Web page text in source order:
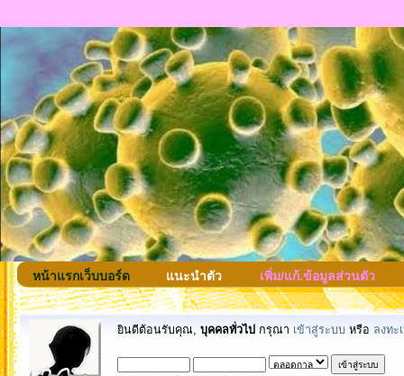
หน้าแรกเว็บบอร์ด แนะนำตัว เพิ่ม/แก้.ข้อมูลส่วนตัว
ยินดีต้อนรับคุณ, บุคคลทั่วไป กรุณา เข้าสู่ระบบ หรือ ลงทะ